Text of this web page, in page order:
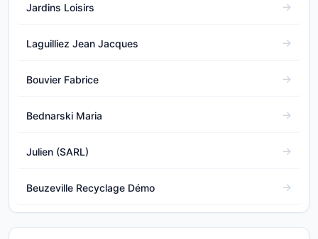
Jardins Loisirs
Laguilliez Jean Jacques
Bouvier Fabrice
Bednarski Maria
Julien (SARL)
Beuzeville Recyclage Démo